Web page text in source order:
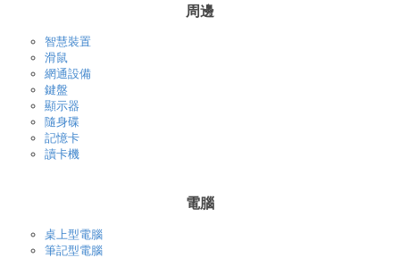
周邊
智慧裝置
滑鼠
網通設備
鍵盤
顯示器
隨身碟
記憶卡
讀卡機
電腦
桌上型電腦
筆記型電腦